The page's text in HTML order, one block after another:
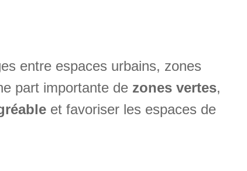
entre espaces urbains, zones
part importante de zones vertes,
et favoriser les espaces de